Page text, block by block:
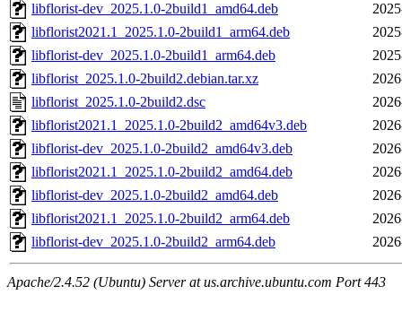
libflorist-dev_2025.1.0-2build1_amd64.deb
libflorist2021.1_2025.1.0-2build1_arm64.deb
libflorist-dev_2025.1.0-2build1_arm64.deb
libflorist_2025.1.0-2build2.debian.tar.xz
libflorist_2025.1.0-2build2.dsc
libflorist2021.1_2025.1.0-2build2_amd64v3.deb
libflorist-dev_2025.1.0-2build2_amd64v3.deb
libflorist2021.1_2025.1.0-2build2_amd64.deb
libflorist-dev_2025.1.0-2build2_amd64.deb
libflorist2021.1_2025.1.0-2build2_arm64.deb
libflorist-dev_2025.1.0-2build2_arm64.deb
Apache/2.4.52 (Ubuntu) Server at us.archive.ubuntu.com Port 443